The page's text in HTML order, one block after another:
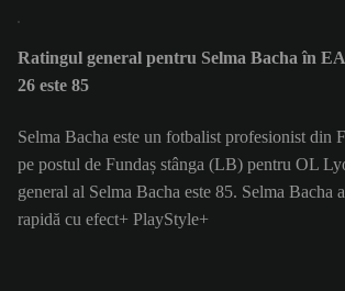
Ratingul general pentru Selma Bacha în
26 este 85
Selma Bacha este un fotbalist profesionist din
pe postul de Fundaș stânga (LB) pentru OL
general al Selma Bacha este 85. Selma Bacha
rapidă cu efect+ PlayStyle+